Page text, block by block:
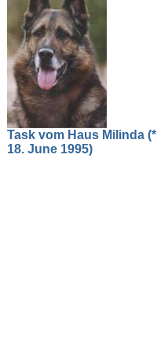
Task vom Haus Milinda (*
18. June 1995)